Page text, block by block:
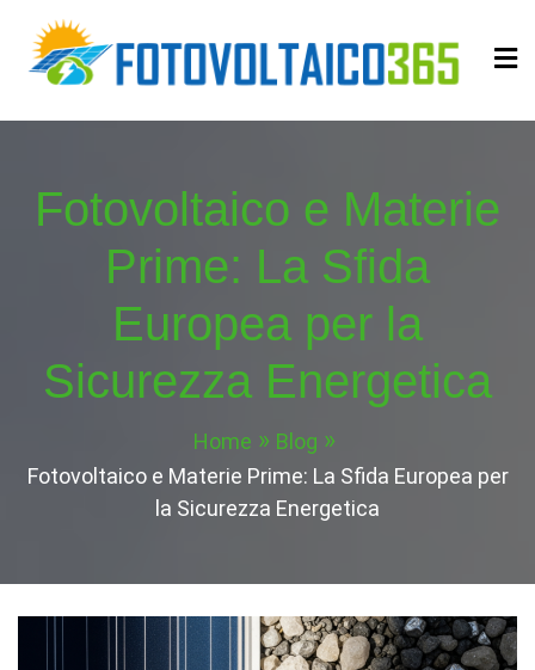
content
Fotovoltaico365
Impianto a Costo Zero Autofinanziato
Fotovoltaico e Materie
Prime: La Sfida
Europea per la
Sicurezza Energetica
Home
Blog
Fotovoltaico e Materie Prime: La Sfida Europea per
la Sicurezza Energetica